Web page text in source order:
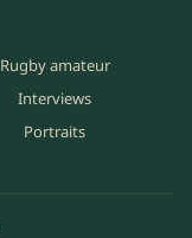
Rugby amateur
Interviews
Portraits